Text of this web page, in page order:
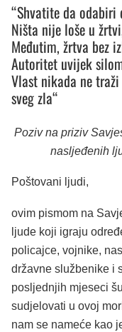
“Shvatite da
Ništa nije loše u
Međutim, žrtva bez
Autoritet uvijek
Vlast nikada ne traži
sveg zla“
Poziv na priziv
nasljeđenih
Poštovani ljudi,
ovim pismom na
ljude koji igraju
policajce, vojnike,
državne službenike i
posljednjih mjeseci
sudjelovati u ovoj
nam se nameće kao